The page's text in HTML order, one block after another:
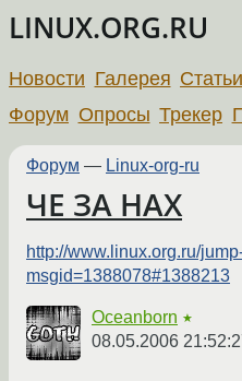
LINUX.ORG.RU
Новости Галерея Статьи
Форум Опросы Трекер
Форум — Linux-org-ru
ЧЕ ЗА НАХ
http://www.linux.org.ru/
msgid=1388078#1388213
Oceanborn ★
08.05.2006